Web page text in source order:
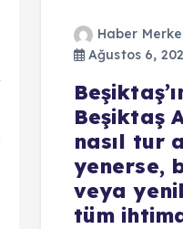
Haber
Ağustos 6,
Beşiktaş
nasıl tur
yenerse,
veya
tüm